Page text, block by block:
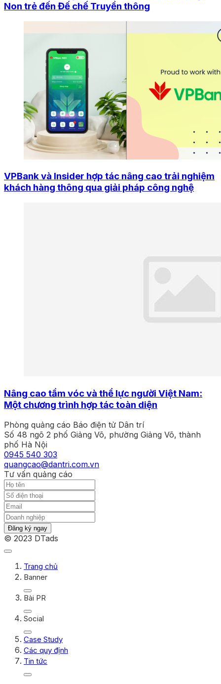
Non trẻ đến Đế chế Truyền thông
VPBank và Insider hợp tác nâng cao trải nghiệm
khách hàng thông qua giải pháp công nghệ
Nâng cao tầm vóc và thể lực người Việt Nam:
Một chương trình hợp tác toàn diện
Phòng quảng cáo Báo điện tử Dân trí
Số 48 ngõ 2 phố Giảng Võ, phường Giảng Võ, thành
phố Hà Nội
0945 540 303
quangcao@dantri.com.vn
Tư vấn quảng cáo
Đăng ký ngay
© 2023 DTads
Trang chủ
Banner
Bài PR
Social
Case Study
Các quy định
Tin tức